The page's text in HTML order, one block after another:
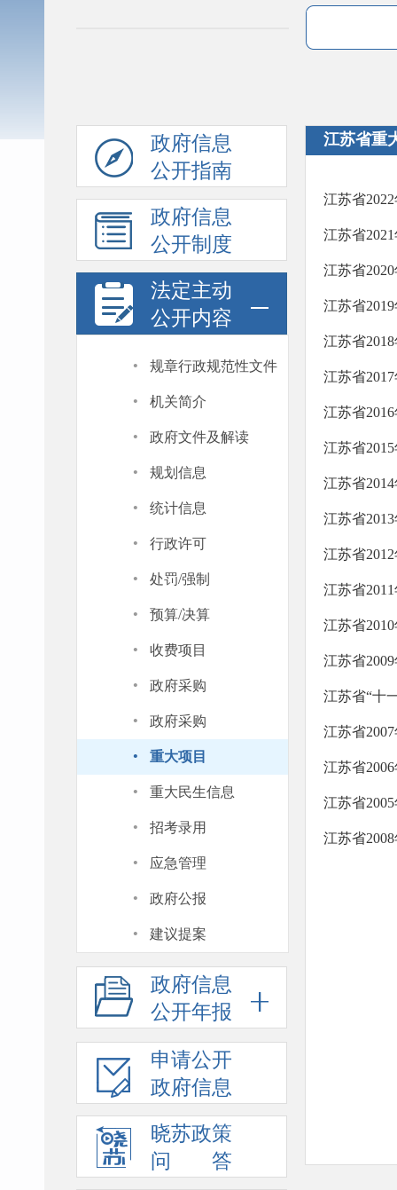
政府信息
公开指南
政府信息
公开制度
法定主动
公开内容
· 规章行政规范性文件
· 机关简介
· 政府文件及解读
· 规划信息
· 统计信息
· 行政许可
· 处罚/强制
· 预算/决算
· 收费项目
· 政府采购
· 政府采购
· 重大项目
· 重大民生信息
· 招考录用
· 应急管理
· 政府公报
· 建议提案
政府信息
公开年报
申请公开
政府信息
晓苏政策
问 答
江苏省重
江苏省
江苏省
江苏省
江苏省
江苏省
江苏省
江苏省
江苏省
江苏省
江苏省
江苏省
江苏省
江苏省
江苏省
江苏省“十
江苏省
江苏省
江苏省
江苏省